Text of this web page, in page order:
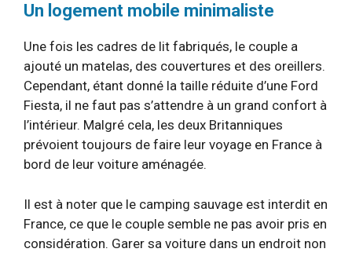
Un logement mobile minimaliste
Une fois les cadres de lit fabriqués, le couple a
ajouté un matelas, des couvertures et des oreillers.
Cependant, étant donné la taille réduite d’une Ford
Fiesta, il ne faut pas s’attendre à un grand confort à
l’intérieur. Malgré cela, les deux Britanniques
prévoient toujours de faire leur voyage en France à
bord de leur voiture aménagée.
Il est à noter que le camping sauvage est interdit en
France, ce que le couple semble ne pas avoir pris en
considération. Garer sa voiture dans un endroit non